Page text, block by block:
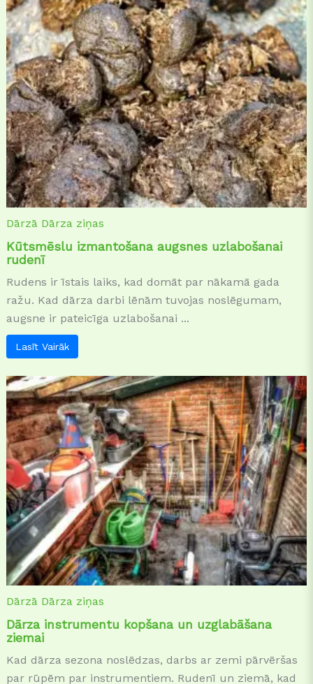
Dārzā Dārza ziņas
Kūtsmēslu izmantošana augsnes uzlabošanai
rudenī
Rudens ir īstais laiks, kad domāt par nākamā gada
ražu. Kad dārza darbi lēnām tuvojas noslēgumam,
augsne ir pateicīga uzlabošanai ...
Lasīt Vairāk
Dārzā Dārza ziņas
Dārza instrumentu kopšana un uzglabāšana
ziemai
Kad dārza sezona noslēdzas, darbs ar zemi pārvēršas
par rūpēm par instrumentiem. Rudenī un ziemā, kad